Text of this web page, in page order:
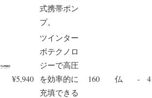
式携帯ポン
プ。
¥5,940
ツインター
ボテクノロ
ジーで高圧
を効率的に
充填できる
160 仏 -